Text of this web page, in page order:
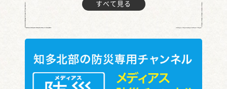
すべて見る